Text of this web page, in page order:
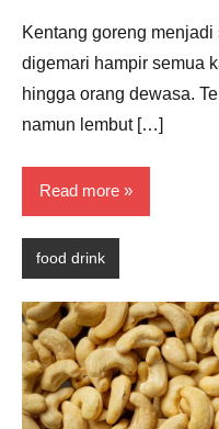
Kentang goreng
digemari hampir semua
hingga orang dewasa.
namun lembut […]
Read more
food drink